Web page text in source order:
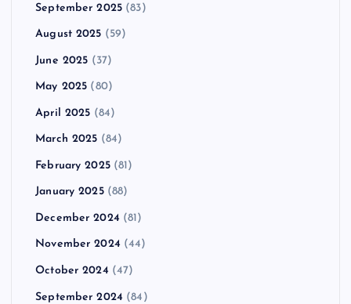
September 2025 (83)
August 2025 (59)
June 2025 (37)
May 2025 (80)
April 2025 (84)
March 2025 (84)
February 2025(81)
January 2025(88)
December 2024 (81)
November 2024 (44)
October 2024 (47)
September 2024 (84)